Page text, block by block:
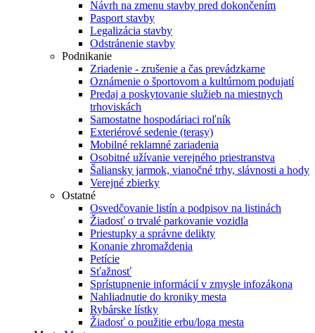
Návrh na zmenu stavby pred dokončením
Pasport stavby
Legalizácia stavby
Odstránenie stavby
Podnikanie
Zriadenie - zrušenie a čas prevádzkarne
Oznámenie o športovom a kultúrnom podujatí
Predaj a poskytovanie služieb na miestnych
trhoviskách
Samostatne hospodáriaci roľník
Exteriérové sedenie (terasy)
Mobilné reklamné zariadenia
Osobitné užívanie verejného priestranstva
Šaliansky jarmok, vianočné trhy, slávnosti a hody
Verejné zbierky
Ostatné
Osvedčovanie listín a podpisov na listinách
Žiadosť o trvalé parkovanie vozidla
Priestupky a správne delikty
Konanie zhromaždenia
Petície
Sťažnosť
Sprístupnenie informácií v zmysle infozákona
Nahliadnutie do kroniky mesta
Rybárske lístky
Žiadosť o použitie erbu/loga mesta